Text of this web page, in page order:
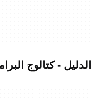
الدليل - كتالوج